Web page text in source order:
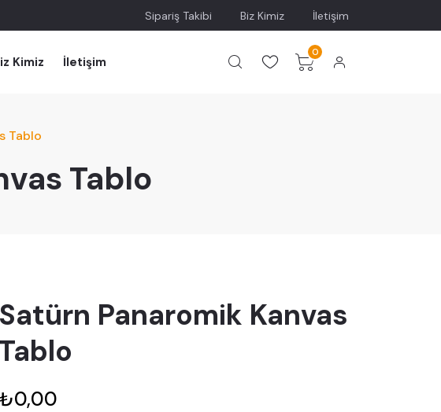
Sipariş Takibi Biz Kimiz İletişim
Kimiz İletişim
0
Tablo
Tablo
Satürn Panaromik Kanvas
Tablo